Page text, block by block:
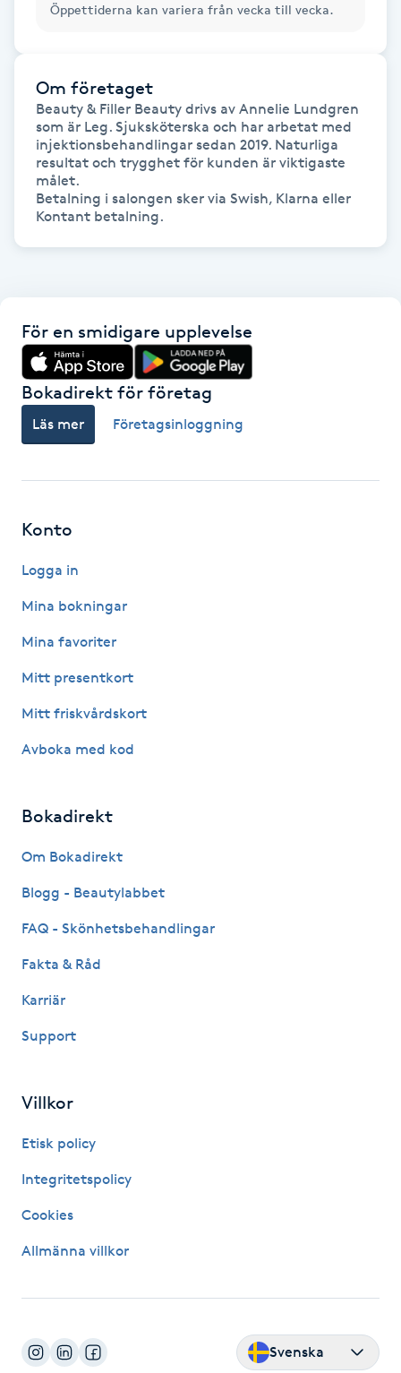
HIFU
Hollywood Peel
Hot Stone Massage
Huduppstramning
Hudvård
Hyaluronsyra
Hyperhidros
Hypnos
Hårborttagning
Hårförlängning
Idrottsmassage
IPL hårborttagning
Katun fransar
Kemisk peeling
Keratinbehandling
Öppettiderna kan variera från vecka till vecka.
Om företaget
Beauty & Filler Beauty drivs av Annelie Lundgren
som är Leg. Sjuksköterska och har arbetat med
injektionsbehandlingar sedan 2019. Naturliga
resultat och trygghet för kunden är viktigaste
målet.
Betalning i salongen sker via Swish, Klarna eller
För en smidigare upplevelse
Bokadirekt för företag
Läs mer Företagsinloggning
Konto
Logga in
Mina bokningar
Mina favoriter
Mitt presentkort
Mitt friskvårdskort
Avboka med kod
Bokadirekt
Om Bokadirekt
Blogg - Beautylabbet
FAQ - Skönhetsbehandlingar
Fakta & Råd
Karriär
Support
Villkor
Etisk policy
Integritetspolicy
Cookies
Allmänna villkor
Svenska